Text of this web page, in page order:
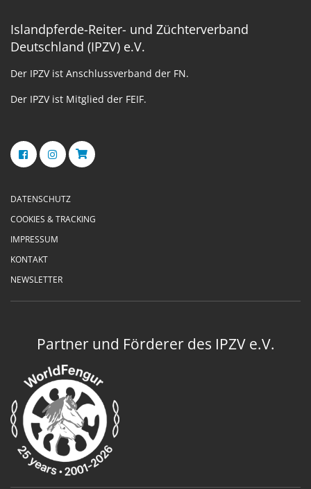
Islandpferde-Reiter- und Züchterverband
Deutschland (IPZV) e.V.
Der IPZV ist Anschlussverband der FN.
Der IPZV ist Mitglied der FEIF.
DATENSCHUTZ
COOKIES & TRACKING
IMPRESSUM
KONTAKT
NEWSLETTER
Partner und Förderer des IPZV e.V.